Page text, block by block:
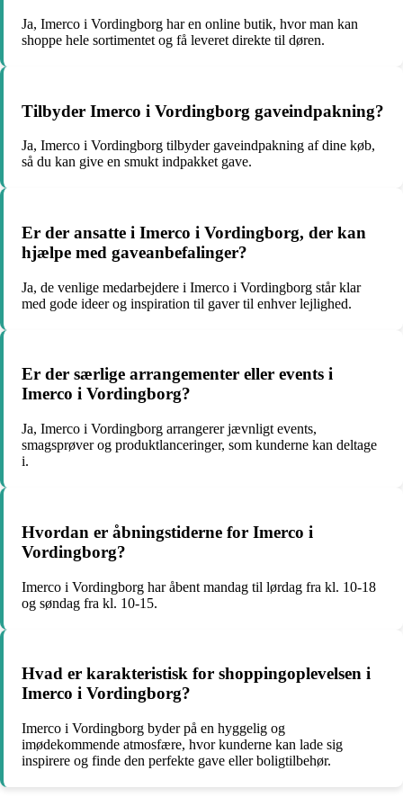
Ja, Imerco i Vordingborg har en online butik, hvor man kan
shoppe hele sortimentet og få leveret direkte til døren.
Tilbyder Imerco i Vordingborg gaveindpakning?
Ja, Imerco i Vordingborg tilbyder gaveindpakning af dine køb,
så du kan give en smukt indpakket gave.
Er der ansatte i Imerco i Vordingborg, der kan
hjælpe med gaveanbefalinger?
Ja, de venlige medarbejdere i Imerco i Vordingborg står klar
med gode ideer og inspiration til gaver til enhver lejlighed.
Er der særlige arrangementer eller events i
Imerco i Vordingborg?
Ja, Imerco i Vordingborg arrangerer jævnligt events,
smagsprøver og produktlanceringer, som kunderne kan deltage
i.
Hvordan er åbningstiderne for Imerco i
Vordingborg?
Imerco i Vordingborg har åbent mandag til lørdag fra kl. 10-18
og søndag fra kl. 10-15.
Hvad er karakteristisk for shoppingoplevelsen i
Imerco i Vordingborg?
Imerco i Vordingborg byder på en hyggelig og
imødekommende atmosfære, hvor kunderne kan lade sig
inspirere og finde den perfekte gave eller boligtilbehør.